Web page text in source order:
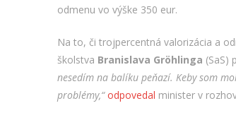
odmenu vo výške 350 eur.
Na to, či trojpercentná valorizácia a
školstva Branislava Gröhlinga (SaS)
nesedím na balíku peňazí. Keby som
problémy,“ odpovedal minister v